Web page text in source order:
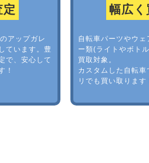
定
アップガレ
ています。豊
で、安心して
！
幅広く
自転車パーツやウェ
ー類(ライトやボト
買取対象。
カスタムした自転車
リでも買い取ります